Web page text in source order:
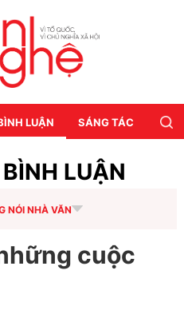
LUẬN SÁNG TÁC
LUẬN
NÓI NHÀ VĂN
cuộc